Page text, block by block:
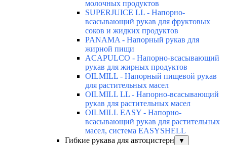
молочных продуктов
SUPERJUICE LL - Напорно-
всасывающий рукав для фруктовых
соков и жидких продуктов
PANAMA - Напорный рукав для
жирной пищи
ACAPULCO - Напорно-всасывающий
рукав для жирных продуктов
OILMILL - Напорный пищевой рукав
для растительных масел
OILMILL LL - Напорно-всасывающий
рукав для растительных масел
OILMILL EASY - Напорно-
всасывающий рукав для растительных
масел, система EASYSHELL
Гибкие рукава для автоцистерн
▼